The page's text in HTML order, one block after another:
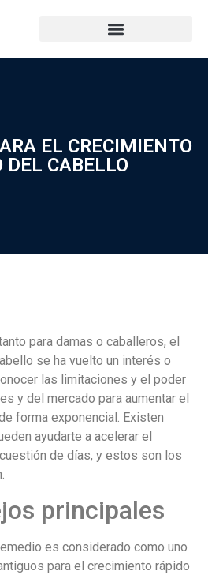
EL CRECIMIENTO
DEL CABELLO
para damas o caballeros, el
se ha vuelto un interés o
las limitaciones y el poder
y del mercado para aumentar el
forma exponencial. Existen
ayudarte a acelerar el
de días, y estos son los
principales
es considerado como uno
para el crecimiento rápido